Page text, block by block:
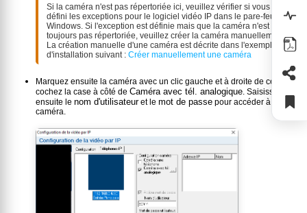
Si la caméra n'est pas répertoriée ici, veuillez vérifier si vous avez
défini les exceptions pour le logiciel vidéo IP dans le pare-feu
Windows. Si l'exception est définie mais que la caméra n'est
toujours pas répertoriée, veuillez créer la caméra manuellement.
La création manuelle d'une caméra est décrite dans l'exemple
d'installation suivant :Créer manuellement une caméra
Marquez ensuite la caméra avec un clic gauche et à droite de celle-ci,
cochez la case à côté deCaméra avec tél. analogique . Saisissez
ensuite lenom d'utilisateuret lemot de passe pour accéder à la
caméra.